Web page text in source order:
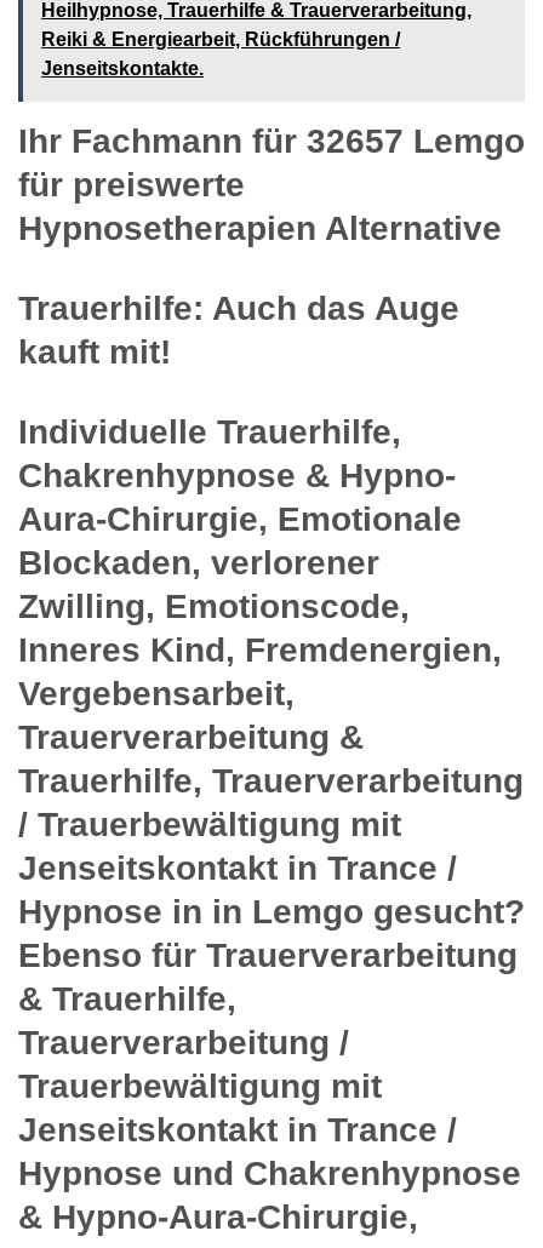
Heilhypnose, Trauerhilfe & Trauerverarbeitung,
Reiki & Energiearbeit, Rückführungen /
Jenseitskontakte.
Ihr Fachmann für 32657 Lemgo
für preiswerte
Hypnosetherapien Alternative
Trauerhilfe: Auch das Auge
kauft mit!
Individuelle Trauerhilfe,
Chakrenhypnose & Hypno-
Aura-Chirurgie, Emotionale
Blockaden, verlorener
Zwilling, Emotionscode,
Inneres Kind, Fremdenergien,
Vergebensarbeit,
Trauerverarbeitung &
Trauerhilfe, Trauerverarbeitung
/ Trauerbewältigung mit
Jenseitskontakt in Trance /
Hypnose in in Lemgo gesucht?
Ebenso für Trauerverarbeitung
& Trauerhilfe,
Trauerverarbeitung /
Trauerbewältigung mit
Jenseitskontakt in Trance /
Hypnose und Chakrenhypnose
& Hypno-Aura-Chirurgie,